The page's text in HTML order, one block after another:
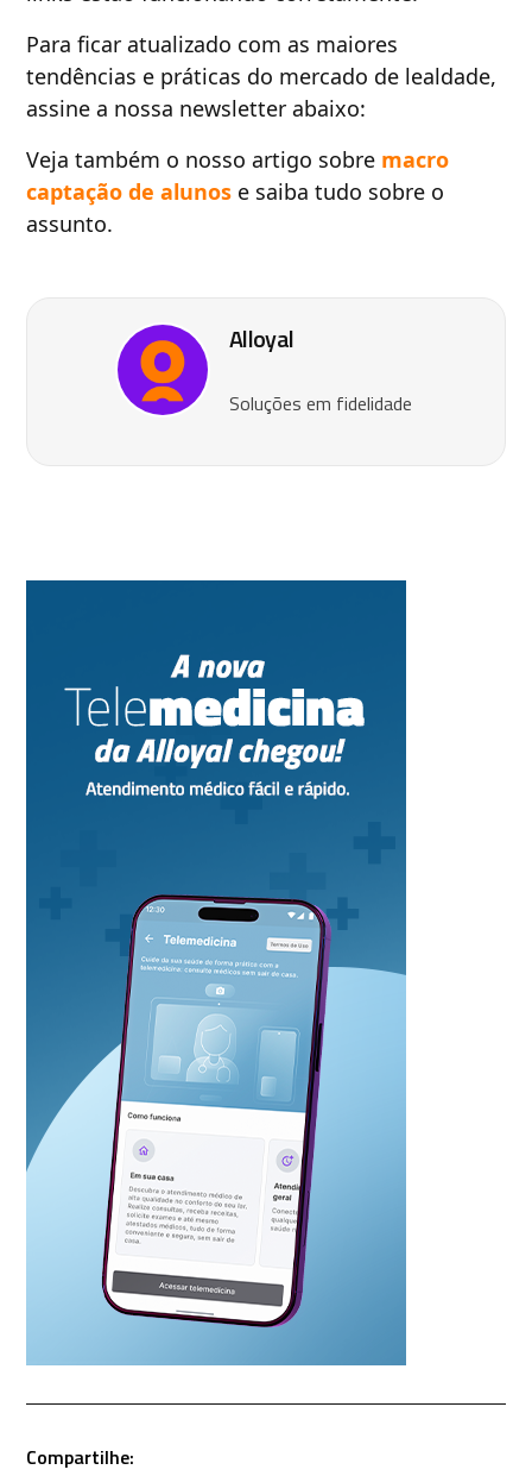
Para ficar atualizado com as maiores
tendências e práticas do mercado de lealdade,
assine a nossa newsletter abaixo:
Veja também o nosso artigo sobre macro
captação de alunos e saiba tudo sobre o
assunto.
Alloyal
Soluções em fidelidade
Compartilhe: